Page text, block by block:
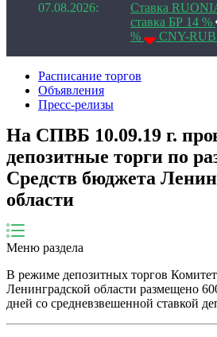
07.08.2026: Ставка
ставка БР 14 %
%
CNY-
Расписание торгов
Объявления
Пресс-релизы
На СПВБ 10.09.19 г.
депозитные торги по
Средств бюджета
области
Меню раздела
В режиме депозитных торгов
Ленинградской области размещено
дней со средневзвешенной ставкой